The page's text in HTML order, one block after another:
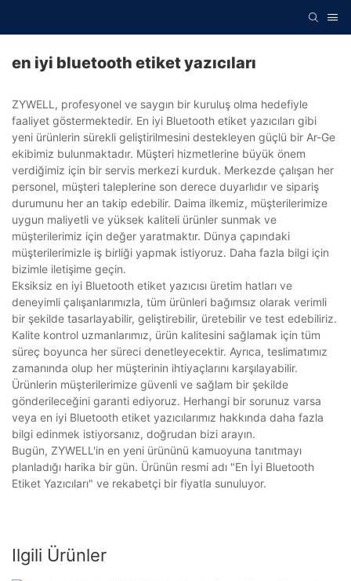
en iyi bluetooth etiket yazıcıları
ZYWELL, profesyonel ve saygın bir kuruluş olma hedefiyle
faaliyet göstermektedir. En iyi Bluetooth etiket yazıcıları gibi
yeni ürünlerin sürekli geliştirilmesini destekleyen güçlü bir Ar-Ge
ekibimiz bulunmaktadır. Müşteri hizmetlerine büyük önem
verdiğimiz için bir servis merkezi kurduk. Merkezde çalışan her
personel, müşteri taleplerine son derece duyarlıdır ve sipariş
durumunu her an takip edebilir. Daima ilkemiz, müşterilerimize
uygun maliyetli ve yüksek kaliteli ürünler sunmak ve
müşterilerimiz için değer yaratmaktır. Dünya çapındaki
müşterilerimizle iş birliği yapmak istiyoruz. Daha fazla bilgi için
bizimle iletişime geçin.
Eksiksiz en iyi Bluetooth etiket yazıcısı üretim hatları ve
deneyimli çalışanlarımızla, tüm ürünleri bağımsız olarak verimli
bir şekilde tasarlayabilir, geliştirebilir, üretebilir ve test edebiliriz.
Kalite kontrol uzmanlarımız, ürün kalitesini sağlamak için tüm
süreç boyunca her süreci denetleyecektir. Ayrıca, teslimatımız
zamanında olup her müşterinin ihtiyaçlarını karşılayabilir.
Ürünlerin müşterilerimize güvenli ve sağlam bir şekilde
gönderileceğini garanti ediyoruz. Herhangi bir sorunuz varsa
veya en iyi Bluetooth etiket yazıcılarımız hakkında daha fazla
bilgi edinmek istiyorsanız, doğrudan bizi arayın.
Bugün, ZYWELL'in en yeni ürününü kamuoyuna tanıtmayı
planladığı harika bir gün. Ürünün resmi adı "En İyi Bluetooth
Etiket Yazıcıları" ve rekabetçi bir fiyatla sunuluyor.
Ilgili Ürünler